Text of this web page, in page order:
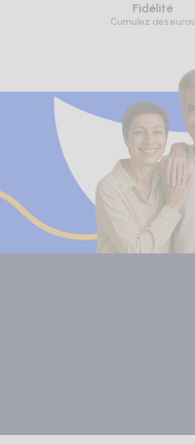
Fidélité
Cumulez des euros